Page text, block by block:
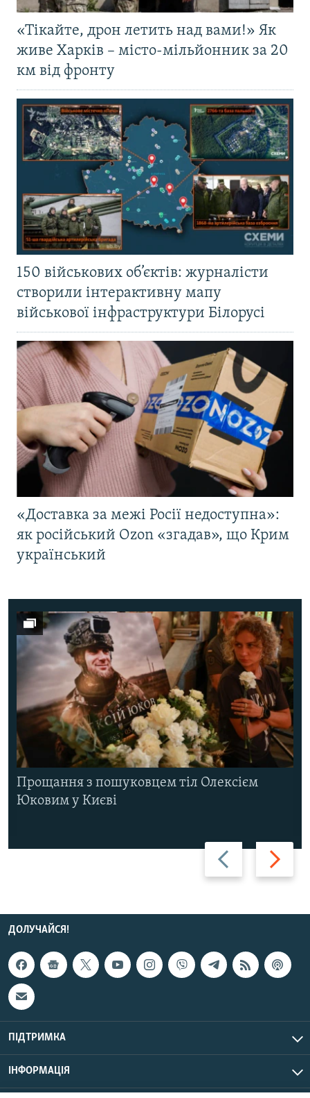
«Тікайте, дрон летить над вами!» Як
живе Харків – місто-мільйонник за 20
км від фронту
150 військових об’єктів: журналісти
створили інтерактивну мапу
військової інфраструктури Білорусі
«Доставка за межі Росії недоступна»:
як російський Ozon «згадав», що Крим
український
Назад Вперед
Прощання з пошуковцем тіл Олексієм
Юковим у Києві
ДОЛУЧАЙСЯ!
ПІДТРИМКА
ІНФОРМАЦІЯ